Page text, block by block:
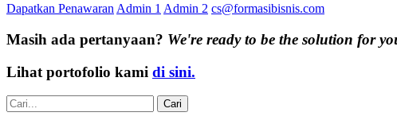
Dapatkan Penawaran Admin 1 Admin 2 cs@formasibisnis.com
Masih ada pertanyaan? We're ready to be the solution for
Lihat portofolio kami di sini.